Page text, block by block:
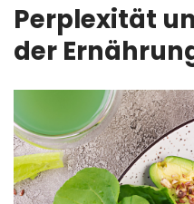
Perplexität
der